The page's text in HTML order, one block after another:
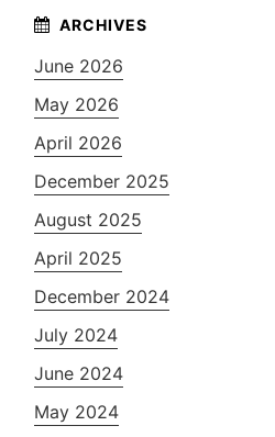
June 2026
May 2026
April 2026
December 2025
August 2025
April 2025
December 2024
July 2024
June 2024
May 2024